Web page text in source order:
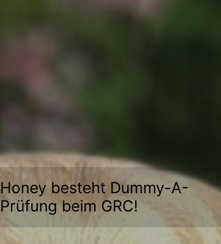
Honey besteht Dummy-A-
Prüfung beim GRC!